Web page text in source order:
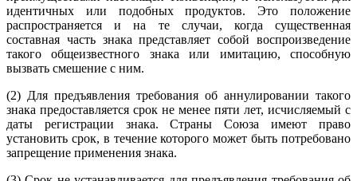
идентичных или подобных продуктов. Это положение
распространяется и на те случаи, когда существенная
составная часть знака представляет собой воспроизведение
такого общеизвестного знака или имитацию, способную
вызвать смешение с ним.
(2) Для предъявления требования об аннулировании такого
знака предоставляется срок не менее пяти лет, исчисляемый с
даты регистрации знака. Страны Союза имеют право
установить срок, в течение которого может быть потребовано
запрещение применения знака.